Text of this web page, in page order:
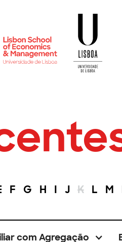
F G H I J K L M
com Agregação